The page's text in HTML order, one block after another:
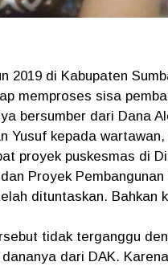
2019 di Kabupaten
memproses sisa
bersumber dari Dana
Yusuf kepada
proyek puskesmas di
Proyek
dituntaskan. Bahkan
tidak terganggu
dari DAK.